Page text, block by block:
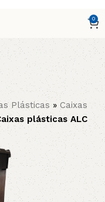
0
Plásticas»Caixas
plásticas ALC